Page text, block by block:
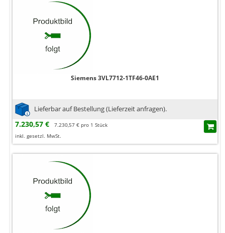
Siemens 3VL7712-1TF46-0AE1
Lieferbar auf Bestellung (Lieferzeit anfragen).
7.230,57 €
7.230,57 € pro 1 Stück
inkl. gesetzl. MwSt.